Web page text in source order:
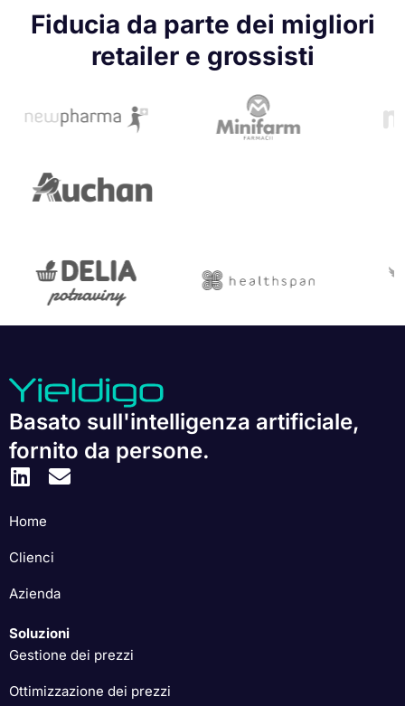
Fiducia da parte dei migliori
retailer e grossisti
Basato sull'intelligenza artificiale,
fornito da persone.
Home
Clienci
Azienda
Soluzioni
Gestione dei prezzi
Ottimizzazione dei prezzi